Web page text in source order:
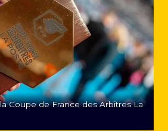
Coupe de France des Arbitres La